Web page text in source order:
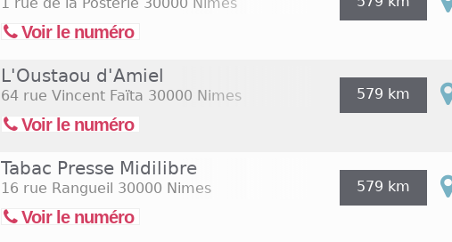
Voir le numéro
L'Oustaou d'Amiel
64 rue Vincent Faïta 30000 Nimes
Voir le numéro
579 km
Tabac Presse Midilibre
16 rue Rangueil 30000 Nimes
Voir le numéro
579 km